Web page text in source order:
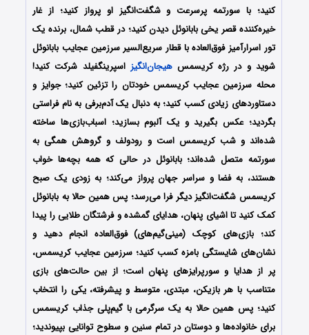
کنید؛ با سورتمه پرسرعت و شگفت‌انگیز او پرواز کنید؛ از غار
خیره‌کننده قصر یخی بابانوئل دیدن کنید؛ در قطب شمال، برنده یک
تور اسرارآمیز فوق‌العاده با قطار سریع‌السیر سرزمین عجایب بابانوئل
شوید و در رژه کریسمسهیجان‌انگیز اسپرینگفیلد شرکت کنید!
محله سرزمین عجایب کریسمس خودتان را تزئین کنید؛ جوایز و
دستاوردهای زیادی کسب کنید؛ به دنبال یک آدم‌برفی به نام فراستی
بگردید؛ عکس بگیرید و یک آلبوم بسازید؛ اسباب‌بازی‌ها ساخته
شده‌اند و شب کریسمس است و رودولف و گروهش همگی به
سورتمه متصل شده‌اند؛ بابانوئل در حالی که همه بچه‌ها خواب
هستند، به فضا و سراسر جهان پرواز می‌کند؛ به زودی یک صبح
کریسمس شگفت‌انگیز دیگر فرا می‌رسد؛ پس همین حالا به بابانوئل
کمک کنید تا اشیای پنهان، هدایای گمشده و فرشتگان طلایی را پیدا
کند؛ بازی‌های کوچک (مینی‌گیم‌های) فوق‌العاده انجام دهید و
نشان‌های شایستگی بامزه کسب کنید؛ سرزمین عجایب کریسمس،
پر از هدایا و سورپرایزهای پنهان است؛ از بین حالت‌های بازی
متناسب با هر بازیکن، مبتدی، متوسط ​​و پیشرفته، یکی را انتخاب
کنید؛ پس همین حالا به یک سرگرمی با گیم‌پلی جذاب کریسمس
برای خانواده‌ها و دوستان در تمام سنین و سطوح توانایی بپیوندید؛